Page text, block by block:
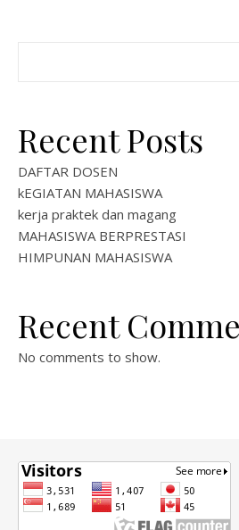
Recent Posts
DAFTAR DOSEN
kEGIATAN MAHASISWA
kerja praktek dan magang
MAHASISWA BERPRESTASI
HIMPUNAN MAHASISWA
Recent
No comments to show.